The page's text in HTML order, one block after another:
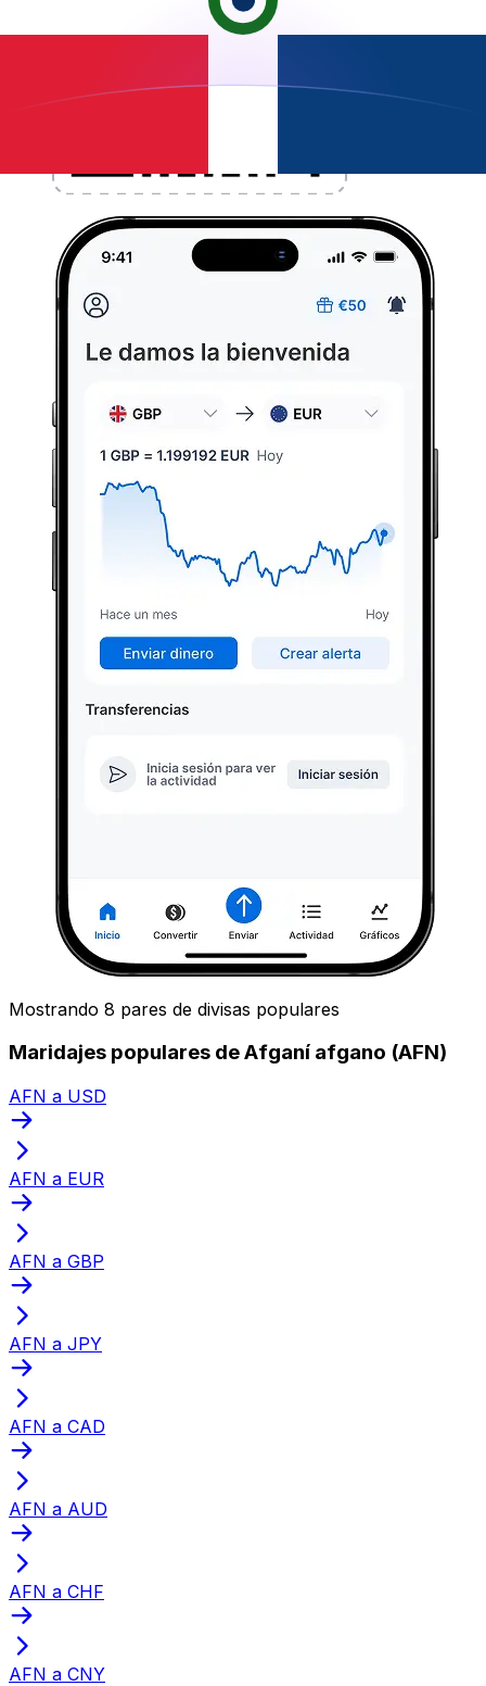
Mostrando 8 pares de divisas populares
Maridajes populares de Afganí afgano (AFN)
AFN a USD
AFN a EUR
AFN a GBP
AFN a JPY
AFN a CAD
AFN a AUD
AFN a CHF
AFN a CNY